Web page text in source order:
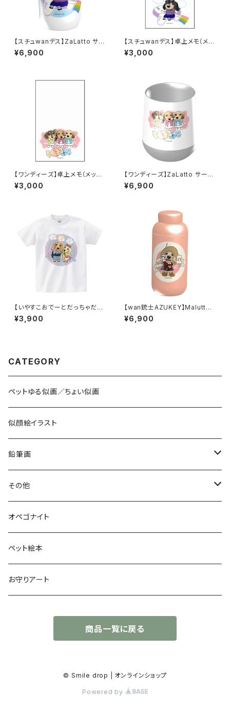
【スチュwanデス】ZaLatto サー
モタンブラー 450ml
¥6,900
【スチュwanデス】卓上メモ（メッ
セージカード）A
¥3,000
【ワンディーズ】卓上メモ（メッセ
ージカード）
¥3,000
【ワンディーズ】ZaLatto サーモ
ラウンドタンブラー 310ml／白
¥6,900
【いやすこおでーとだっちゃだれ
～♡】Tシャツ／白
¥3,900
【wan銃士AZUKEY】Malutto
サーモステンレスボトル 400ml
／スモークピンク
¥6,900
CATEGORY
ペットゆる似画／ちょい似画
似顔絵イラスト
鉛筆画
色鉛筆画
その他
お空のopeわんこ
太陽礼拝
オペゴナイト
ペット絵本
お守りアート
商品一覧に戻る
© Smile drop | オンラインショップ
Powered by